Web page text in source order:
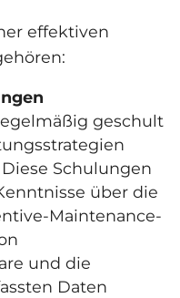
effektiven
geschult
Schulungen
über die
Maintenance-
und die
Daten